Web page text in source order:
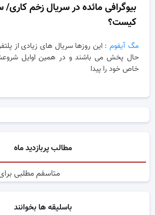
بیوگرافی مائده در سریال زخم کاری/
کیست؟
مگ آیفوم : این روزها سریال های زیادی از
حال پخش می باشند و در همین اوایل
خاص خود را پیدا
مطالب پربازدید ماه
متاسفم مطلبی
باسلیقه ها بخوانند